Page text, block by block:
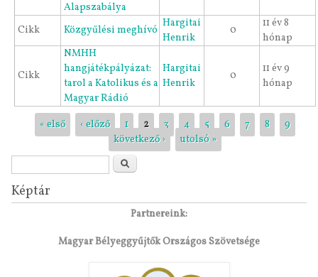
Alapszabálya
Cikk Közgyűlési meghívó
Hargitai
Henrik
0
11 év 8
hónap
Cikk
NMHH
hangjátékpályázat:
tarol a Katolikus és a
Magyar Rádió
Hargitai
Henrik
0
11 év 9
hónap
Oldalak
« első ‹ előző 1 2 3 4 5 6 7 8
9
következő ›
utolsó »
Keresés
Képtár
Partnereink:
Magyar Bélyeggyűjtők Országos Szövetsége